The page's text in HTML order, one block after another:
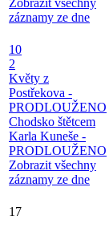
záznamy ze dne
10
2
Květy z
Postřekova -
PRODLOUŽENO
Chodsko štětcem
Karla Kuneše -
PRODLOUŽENO
Zobrazit všechny
záznamy ze dne
17